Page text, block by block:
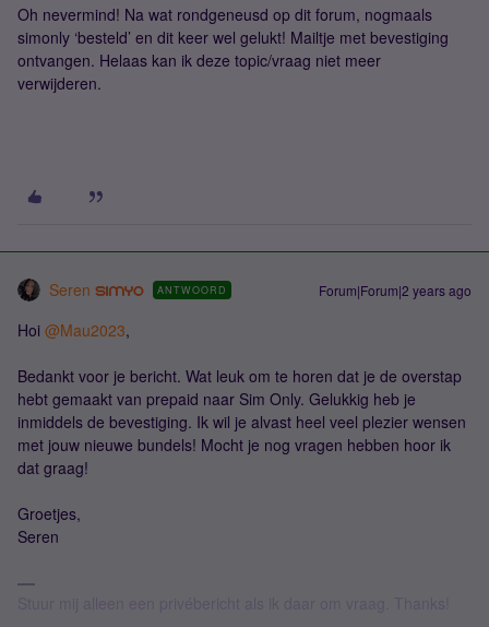
Oh nevermind! Na wat rondgeneusd op dit forum, nogmaals
simonly ‘besteld’ en dit keer wel gelukt! Mailtje met bevestiging
ontvangen. Helaas kan ik deze topic/vraag niet meer
verwijderen.
Seren ANTWOORD Forum|Forum|2 years ago
Hoi @Mau2023,
Bedankt voor je bericht. Wat leuk om te horen dat je de overstap
hebt gemaakt van prepaid naar Sim Only. Gelukkig heb je
inmiddels de bevestiging. Ik wil je alvast heel veel plezier wensen
met jouw nieuwe bundels! Mocht je nog vragen hebben hoor ik
dat graag!
Groetjes,
Seren